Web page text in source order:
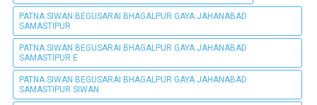
PATNA SIWAN BEGUSARAI BHAGALPUR GAYA JAHANABAD
SAMASTIPUR
PATNA SIWAN BEGUSARAI BHAGALPUR GAYA JAHANABAD
SAMASTIPUR E
PATNA SIWAN BEGUSARAI BHAGALPUR GAYA JAHANABAD
SAMASTIPUR SIWAN